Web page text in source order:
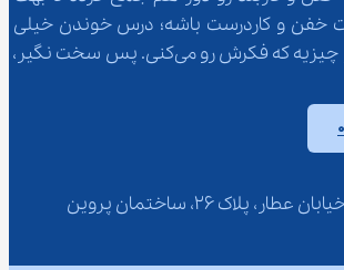
خفن و کاردرست باشه؛ درس خوندن خیلی
آسون‌تر و باحال‌تر از چیزیه که فکرش رو می‌کنی. پس سخت نگیر،
تهران، میدان عطار، خیابان عطار، پلاک 26، ساختمان پروین